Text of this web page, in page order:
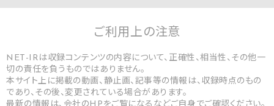
ご利用上の注意
NET-IRは収録コンテンツの内容について、正確性、相当性、その他一
切の責任を負うものではありません。
本サイト上に掲載の動画、静止画、記事等の情報は、収録時点のもの
であり、その後、変更されている場合があります。